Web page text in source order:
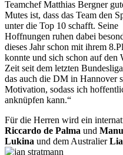
Teamchef Matthias Bergner
Mutes ist, dass das Team den
unter die Top 10 schafft. Seine
Hoffnungen ruhen dabei
dieses Jahr schon mit ihrem
konnte und sich schon auf den
Zeit seit dem letzten
das auch die DM in Hannover
Motivation, sodass ich
anknüpfen kann.“
Für die Herren wird ein
Riccardo de Palma und
Lukina und dem Australier